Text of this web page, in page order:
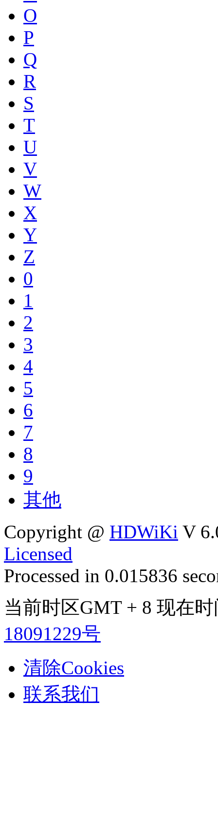
O
P
Q
R
S
T
U
V
W
X
Y
Z
0
1
2
3
4
5
6
7
8
9
其他
Copyright @ HDWiKi V
Licensed
Processed in 0.015836
当前时区GMT + 8 现在
18091229号
清除Cookies
联系我们